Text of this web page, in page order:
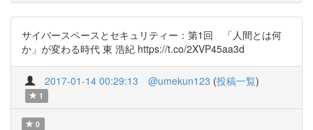
サイバースペースとセキュリティー：第1回 「人間とは何
か」が変わる時代 東 浩紀 https://t.co/2XVP45aa3d
2017-01-14 00:29:13 @umekun123 (投稿一覧)
1
0